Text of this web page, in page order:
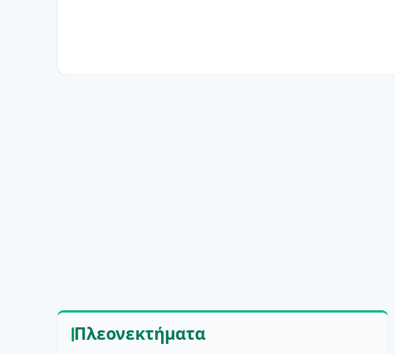
Πλεονεκτήματα